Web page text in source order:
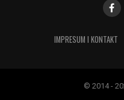
IMPRESUM I KONTAKT
© 2014 -